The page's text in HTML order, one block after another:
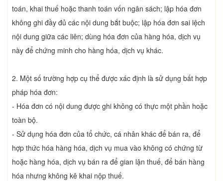
toán, khai thuế hoặc thanh toán vốn ngân sách; lập hóa đơn
không ghi đầy đủ các nội dung bắt buộc; lập hóa đơn sai lệch
nội dung giữa các liên; dùng hóa đơn của hàng hóa, dịch vụ
này để chứng minh cho hàng hóa, dịch vụ khác.
2. Một số trường hợp cụ thể được xác định là sử dụng bất hợp
pháp hóa đơn:
- Hóa đơn có nội dung được ghi không có thực một phần hoặc
toàn bộ.
- Sử dụng hóa đơn của tổ chức, cá nhân khác để bán ra, để
hợp thức hóa hàng hóa, dịch vụ mua vào không có chứng từ
hoặc hàng hóa, dịch vụ bán ra để gian lận thuế, để bán hàng
hóa nhưng không kê khai nộp thuế.